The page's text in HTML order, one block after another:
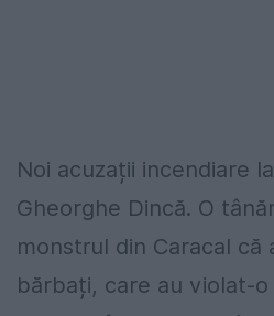
Noi acuzații incendiare
Gheorghe Dincă. O
monstrul din Caracal că
bărbați, care au violat-